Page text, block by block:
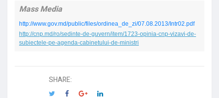
Mass Media
http://www.gov.md/public/files/ordinea_de_zi/07.08.2013/Intr02.pdf
http://cnp.md/ro/sedinte-de-guvern/item/1723-opinia-cnp-vizavi-de-
subiectele-pe-agenda-cabinetului-de-ministri
SHARE: